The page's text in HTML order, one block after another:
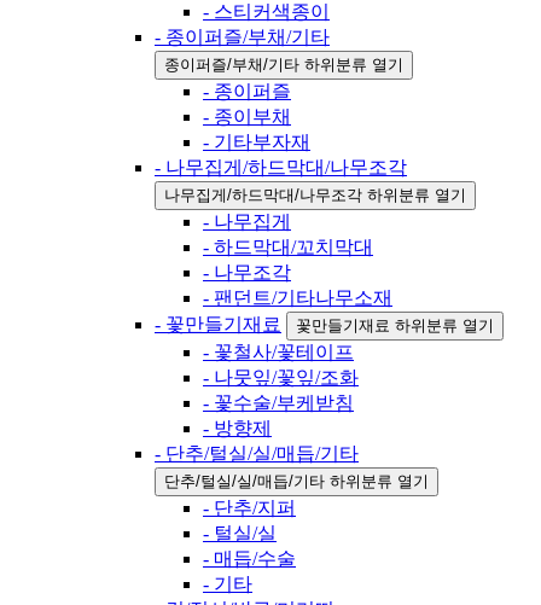
- 스티커색종이
- 종이퍼즐/부채/기타
종이퍼즐/부채/기타 하위분류 열기
- 종이퍼즐
- 종이부채
- 기타부자재
- 나무집게/하드막대/나무조각
나무집게/하드막대/나무조각 하위분류 열기
- 나무집게
- 하드막대/꼬치막대
- 나무조각
- 팬던트/기타나무소재
- 꽃만들기재료
꽃만들기재료 하위분류 열기
- 꽃철사/꽃테이프
- 나뭇잎/꽃잎/조화
- 꽃수술/부케받침
- 방향제
- 단추/털실/실/매듭/기타
단추/털실/실/매듭/기타 하위분류 열기
- 단추/지퍼
- 털실/실
- 매듭/수술
- 기타